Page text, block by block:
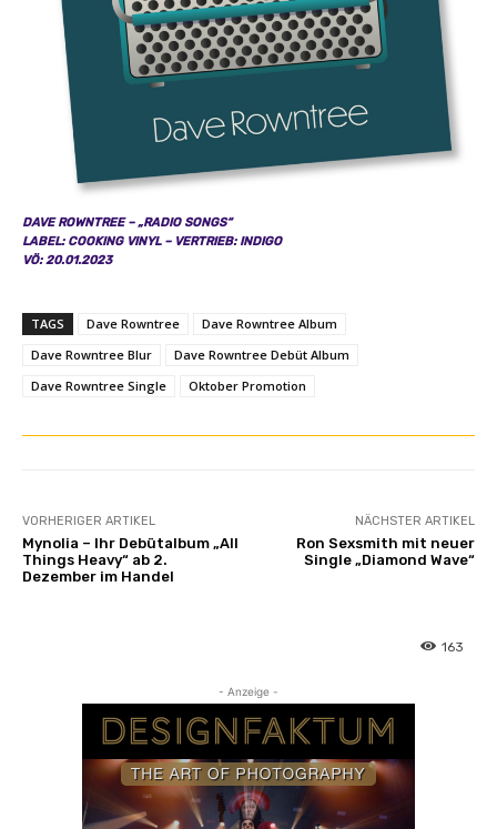
DAVE ROWNTREE – „RADIO SONGS“
LABEL: COOKING VINYL – VERTRIEB: INDIGO
VÖ: 20.01.2023
TAGS Dave Rowntree
Dave Rowntree Album
Dave Rowntree Blur
Dave Rowntree Debüt Album
Dave Rowntree Single
Oktober Promotion
VORHERIGER ARTIKEL
Mynolia – Ihr Debütalbum „All
Things Heavy“ ab 2.
Dezember im Handel
NÄCHSTER ARTIKEL
Ron Sexsmith mit neuer
Single „Diamond Wave“
163
- Anzeige -